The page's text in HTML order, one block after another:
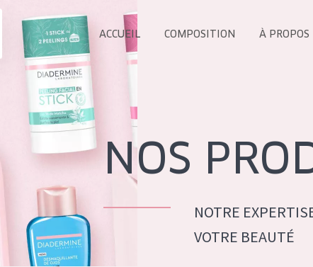
COLLECTION
Essentials
Lift+
Expert
ACCUEIL COMPOSITION À PROPOS
NOS
NOTRE
VOTRE BEAUTÉ